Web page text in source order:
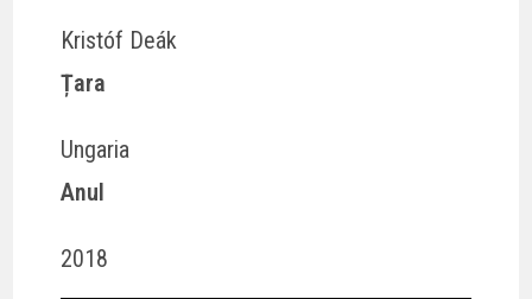
Kristóf Deák
Țara
Ungaria
Anul
2018